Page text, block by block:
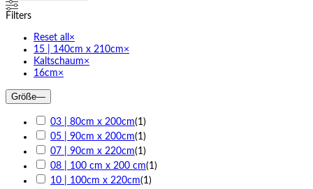
Filters
Reset all ×
15 | 140cm x 210cm×
Kaltschaum×
16cm×
Größe—
03 | 80cm x 200cm(1 )
05 | 90cm x 200cm(1 )
07 | 90cm x 220cm(1 )
08 | 100 cm x 200 cm(1 )
10 | 100cm x 220cm(1 )